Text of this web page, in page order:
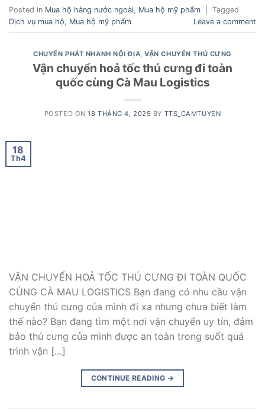
Posted in Mua hộ hàng nước ngoài Mua hộ mỹ phẩm
Tagged
Dịch vụ mua hộ
Mua hộ mỹ phẩm Leave a comment
CHUYỂN PHÁT NHANH NỘI ĐỊA,VẬN CHUYỂN THÚ CƯNG
Vận chuyển hoả tốc thú cưng đi toàn
quốc cùng Cà Mau Logistics
POSTED ON18 THÁNG 4, 2025 BY TTS_CAMTUYEN
18
Th4
VẬN CHUYỂN HOẢ TỐC THÚ CƯNG ĐI TOÀN QUỐC
CÙNG CÀ MAU LOGISTICS Bạn đang có nhu cầu vận
chuyển thú cưng của mình đi xa nhưng chưa biết làm
thế nào? Bạn đang tìm một nơi vận chuyển uy tín, đảm
bảo thú cưng của mình được an toàn trong suốt quá
trình vận […]
CONTINUE READING →